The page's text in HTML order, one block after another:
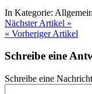
In Kategorie: Allgemein
Nächster Artikel »
« Vorheriger Artikel
Schreibe eine
Schreibe eine